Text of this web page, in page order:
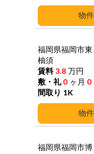
福岡県福岡市東
柚須
3.8 万円
0 ヶ月 0
1K
福岡県福岡市博